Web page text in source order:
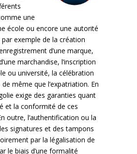
une
école ou encore une autorité
exemple de la création
d’une marque,
marchandise, l’inscription
ou université, la célébration
de même que l’expatriation. En
exige des garanties quant
et la conformité de ces
outre, l’authentification ou la
signatures et des tampons
par la légalisation de
le biais d’une formalité